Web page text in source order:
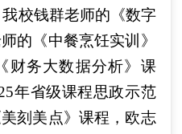
我校钱群老师的《数字
的《中餐烹饪实训》
财务大数据分析》课
年省级课程思政示范
刻美点》课程，欧志